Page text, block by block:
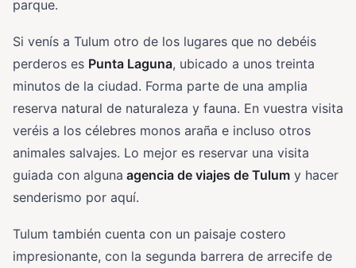
parque.
Si venís a Tulum otro de los lugares que no debéis
perderos es Punta Laguna, ubicado a unos treinta
minutos de la ciudad. Forma parte de una amplia
reserva natural de naturaleza y fauna. En vuestra visita
veréis a los célebres monos araña e incluso otros
animales salvajes. Lo mejor es reservar una visita
guiada con alguna agencia de viajes de Tulum y hacer
senderismo por aquí.
Tulum también cuenta con un paisaje costero
impresionante, con la segunda barrera de arrecife de